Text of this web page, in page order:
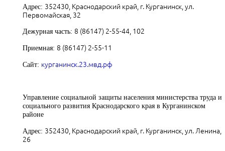
Адрес: 352430, Краснодарский край, г. Курганинск, ул.
Первомайская, 32
Дежурная часть: 8 (86147) 2-55-44, 102
Приемная: 8 (86147) 2-55-11
Сайт: курганинск.23.мвд.рф
Управление социальной защиты населения министерства труда и
социального развития Краснодарского края в Курганинском
районе
Адрес: 352430, Краснодарский край, г. Курганинск, ул. Ленина,
26